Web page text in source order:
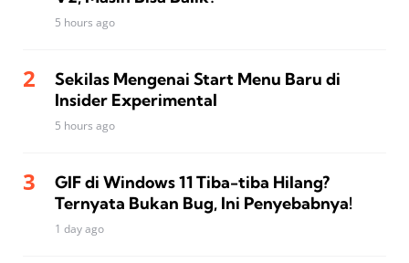
5 hours ago
Sekilas Mengenai Start Menu Baru di
Insider Experimental
5 hours ago
GIF di Windows 11 Tiba-tiba Hilang?
Ternyata Bukan Bug, Ini Penyebabnya!
1 day ago